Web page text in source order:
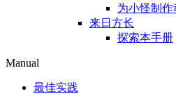
为小怪制作
来日方长
探索本手册
Manual
最佳实践